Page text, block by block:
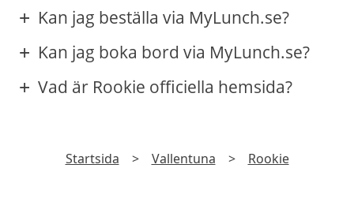
Kan jag beställa via MyLunch.se?
Kan jag boka bord via MyLunch.se?
Vad är Rookie officiella hemsida?
Startsida > Vallentuna > Rookie